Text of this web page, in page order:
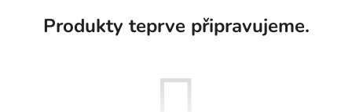
Produkty teprve připravujeme.